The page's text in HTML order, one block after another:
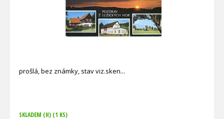
prošlá, bez známky, stav viz.sken
SKLADEM (H) (1 KS)